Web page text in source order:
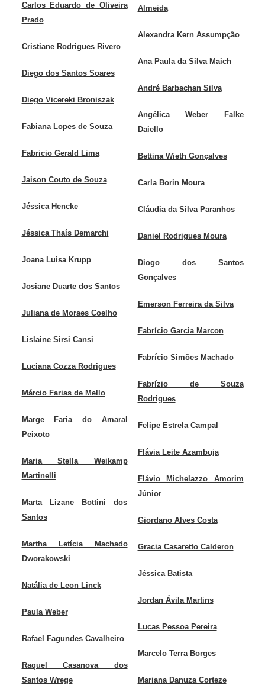
Carlos Eduardo de Oliveira
Prado
Cristiane Rodrigues Rivero
Diego dos Santos Soares
Diego Vicereki Broniszak
Fabiana Lopes de Souza
Fabricio Gerald Lima
Jaison Couto de Souza
Jéssica Hencke
Jéssica Thaís Demarchi
Joana Luisa Krupp
Josiane Duarte dos Santos
Juliana de Moraes Coelho
Lislaine Sirsi Cansi
Luciana Cozza Rodrigues
Márcio Farias de Mello
Marge Faria do Amaral
Peixoto
Maria Stella Weikamp
Martinelli
Marta Lizane Bottini dos
Santos
Martha Letícia Machado
Dworakowski
Natália de Leon Linck
Paula Weber
Rafael Fagundes Cavalheiro
Raquel Casanova dos
Santos Wrege
Almeida
Alexandra Kern Assumpção
Ana Paula da Silva Maich
André Barbachan Silva
Angélica Weber Falke
Daiello
Bettina Wieth Gonçalves
Carla Borin Moura
Cláudia da Silva Paranhos
Daniel Rodrigues Moura
Diogo dos Santos
Gonçalves
Emerson Ferreira da Silva
Fabrício Garcia Marcon
Fabrício Simões Machado
Fabrízio de Souza
Rodrigues
Felipe Estrela Campal
Flávia Leite Azambuja
Flávio Michelazzo Amorim
Júnior
Giordano Alves Costa
Gracia Casaretto Calderon
Jéssica Batista
Jordan Ávila Martins
Lucas Pessoa Pereira
Marcelo Terra Borges
Mariana Danuza Corteze